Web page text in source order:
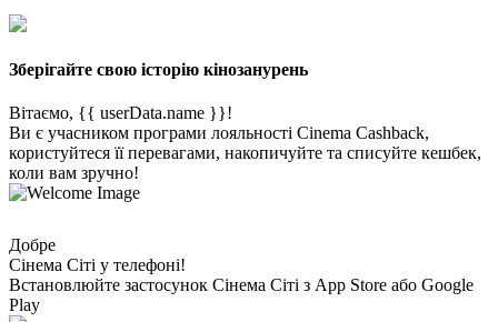
Зберігайте свою історію кінозанурень
Вітаємо, {{ userData.name }}!
Ви є учасником програми лояльності Cinema Cashback,
користуйтеся її перевагами, накопичуйте та списуйте кешбек,
коли вам зручно!
Добре
Сінема Сіті у телефоні!
Встановлюйте застосунок Сінема Сіті з App Store або Google
Play